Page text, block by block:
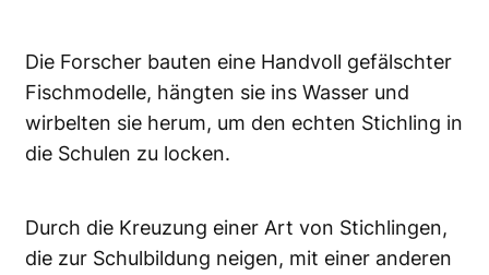
Die Forscher bauten eine Handvoll gefälschter
Fischmodelle, hängten sie ins Wasser und
wirbelten sie herum, um den echten Stichling in
die Schulen zu locken.
Durch die Kreuzung einer Art von Stichlingen,
die zur Schulbildung neigen, mit einer anderen